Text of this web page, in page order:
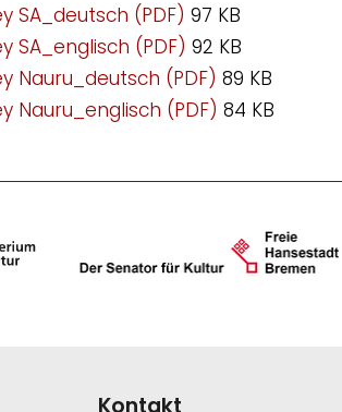
SA_deutsch (PDF) 97 KB
SA_englisch (PDF) 92 KB
Nauru_deutsch (PDF) 89 KB
Nauru_englisch (PDF) 84 KB